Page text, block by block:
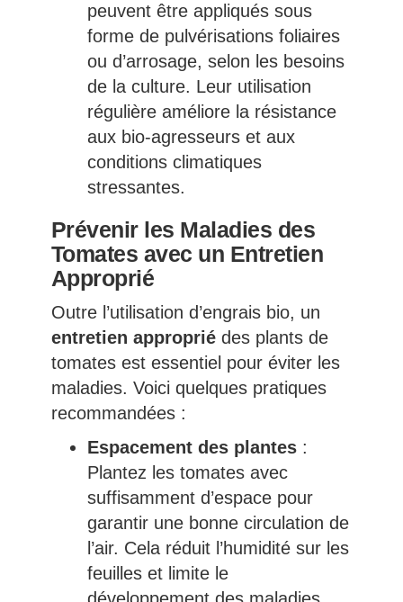
peuvent être appliqués sous
forme de pulvérisations foliaires
ou d’arrosage, selon les besoins
de la culture. Leur utilisation
régulière améliore la résistance
aux bio-agresseurs et aux
conditions climatiques
stressantes.
Prévenir les Maladies des
Tomates avec un Entretien
Approprié
Outre l’utilisation d’engrais bio, un
entretien appropriédes plants de
tomates est essentiel pour éviter les
maladies. Voici quelques pratiques
recommandées :
Espacement des plantes:
Plantez les tomates avec
suffisamment d’espace pour
garantir une bonne circulation de
l’air. Cela réduit l’humidité sur les
feuilles et limite le